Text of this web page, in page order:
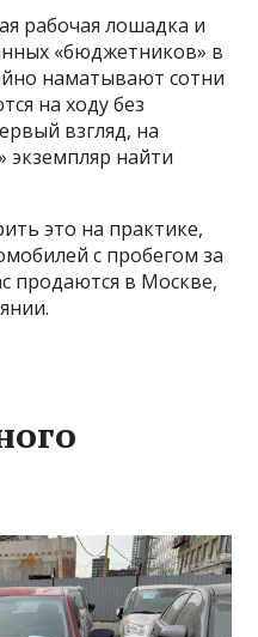
рабочая лошадка и
«бюджетников» в
наматывают сотни
на ходу без
взгляд, на
найти
это на практике,
с пробегом за
продаются в Москве,